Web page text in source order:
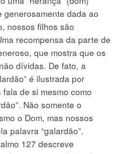
dada ao
nossos filhos são
recompensa da parte de
que mostra que os
dívidas. De fato, a
é ilustrada por
de si mesmo como
Não somente o
o Dom, mas nossos
palavra “galardão”.
127 descreve